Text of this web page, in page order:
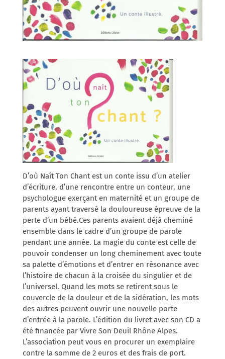
D’où Naît Ton Chant est un conte issu d’un atelier
d’écriture, d’une rencontre entre un conteur, une
psychologue exerçant en maternité et un groupe de
parents ayant traversé la douloureuse épreuve de la
perte d’un bébé.Ces parents avaient déjà cheminé
ensemble dans le cadre d’un groupe de parole
pendant une année. La magie du conte est celle de
pouvoir condenser un long cheminement avec toute
sa palette d’émotions et d’entrer en résonance avec
l’histoire de chacun à la croisée du singulier et de
l’universel. Quand les mots se retirent sous le
couvercle de la douleur et de la sidération, les mots
des autres peuvent ouvrir une nouvelle porte
d’entrée à la parole. L’édition du livret avec son CD a
été financée par Vivre Son Deuil Rhône Alpes.
L’association peut vous en procurer un exemplaire
contre la somme de 2 euros et des frais de port.